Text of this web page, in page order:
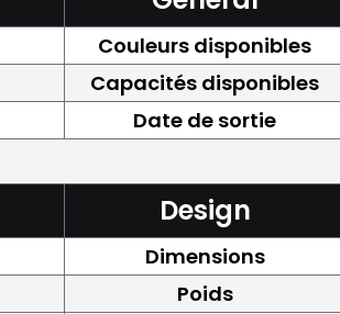
Couleurs disponibles
Capacités disponibles
Date de sortie
Design
Dimensions
Poids